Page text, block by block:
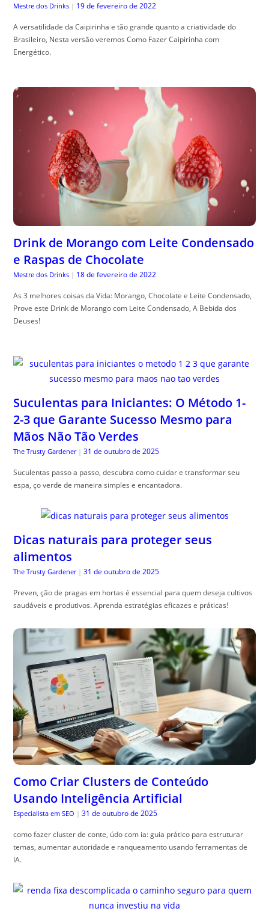
Mestre dos Drinks | 19 de fevereiro de 2022
A versatilidade da Caipirinha e tão grande quanto a criatividade do
Brasileiro, Nesta versão veremos Como Fazer Caipirinha com
Energético.
Drink de Morango com Leite Condensado
e Raspas de Chocolate
Mestre dos Drinks | 18 de fevereiro de 2022
As 3 melhores coisas da Vida: Morango, Chocolate e Leite Condensado,
Prove este Drink de Morango com Leite Condensado, A Bebida dos
Deuses!
Suculentas para Iniciantes: O Método 1-
2-3 que Garante Sucesso Mesmo para
Mãos Não Tão Verdes
The Trusty Gardener | 31 de outubro de 2025
Suculentas passo a passo, descubra como cuidar e transformar seu
espa, ço verde de maneira simples e encantadora.
Dicas naturais para proteger seus
alimentos
The Trusty Gardener | 31 de outubro de 2025
Preven, ção de pragas em hortas é essencial para quem deseja cultivos
saudáveis e produtivos. Aprenda estratégias eficazes e práticas!
Como Criar Clusters de Conteúdo
Usando Inteligência Artificial
Especialista em SEO | 31 de outubro de 2025
como fazer cluster de conte, údo com ia: guia prático para estruturar
temas, aumentar autoridade e ranqueamento usando ferramentas de
IA.